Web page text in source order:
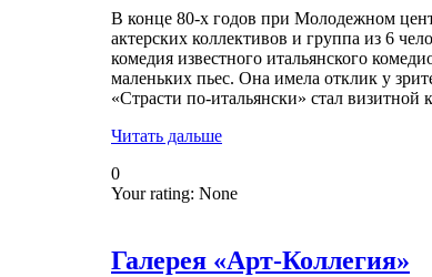
В конце 80-х годов при Молодежном
актерских коллективов и группа из 6
комедия известного итальянского
маленьких пьес. Она имела отклик у
«Страсти по-итальянски» стал визитной
Читать дальше
0
Your rating: None
Галерея «Арт-Коллегия»